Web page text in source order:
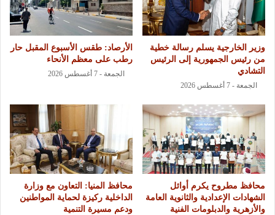
وزير الخارجية يسلم رسالة خطية
من رئيس الجمهورية إلى الرئيس
التشادي
الجمعة - 7 أغسطس 2026
الأرصاد: طقس الأسبوع المقبل حار
رطب على معظم الأنحاء
الجمعة - 7 أغسطس 2026
محافظ مطروح يكرم أوائل
الشهادات الإعدادية والثانوية العامة
والأزهرية والدبلومات الفنية
محافظ المنيا: التعاون مع وزارة
الداخلية ركيزة لحماية المواطنين
ودعم مسيرة التنمية